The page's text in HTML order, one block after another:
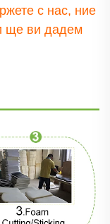
с нас, ние
ще ви дадем